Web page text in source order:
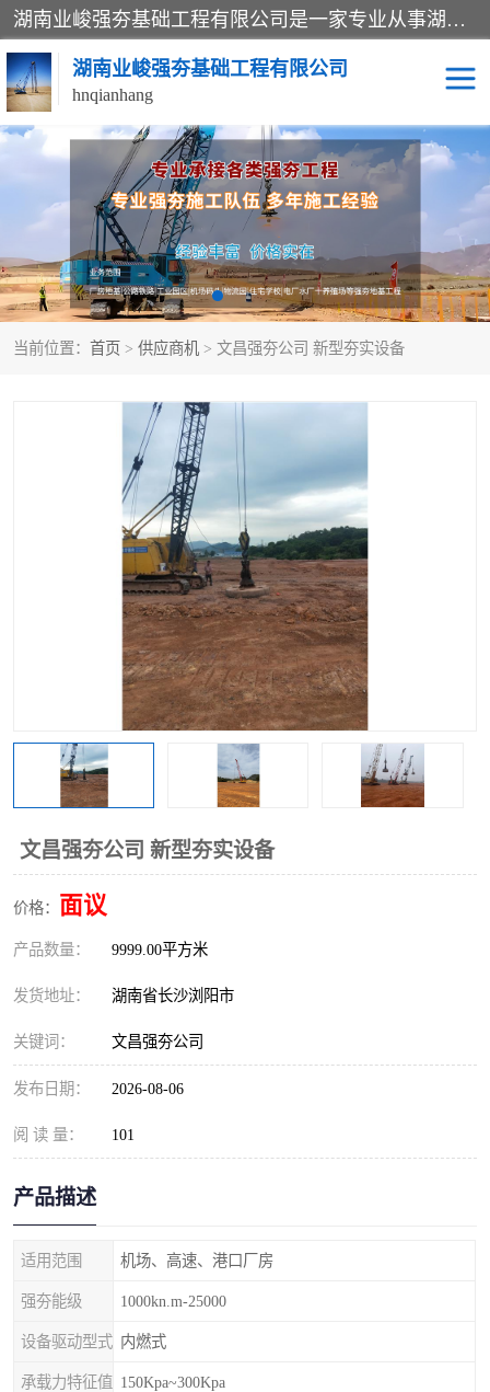
湖南业峻强夯基础工程有限公司是一家专业从事湖南强夯基础工程、强夯机租赁，地基处理的施工单位。业务覆盖：湖南、广东，江西等地。可承接1000KN.m-25000KN.m强夯（置换）工程。公司创始人是国内较早期从事强夯施工的建设者，经过多年的一步一个脚印的发展，在行业内具有较高的度和良好的口碑。
湖南业峻强夯基础工程有限公司
hnqianhang
当前位置： 首页 > 供应商机 > 文昌强夯公司 新型夯实设备
文昌强夯公司 新型夯实设备
价格： 面议
产品数量： 9999.00平方米
发货地址： 湖南省长沙浏阳市
关键词： 文昌强夯公司
发布日期： 2026-08-06
阅 读 量： 101
产品描述
适用范围 机场、高速、港口厂房
强夯能级 1000kn.m-25000
设备驱动型式 内燃式
承载力特征值 150Kpa~300Kpa
强夯施工案例 强夯机租赁
强夯施工工程 强夯施工队伍
强夯队伍